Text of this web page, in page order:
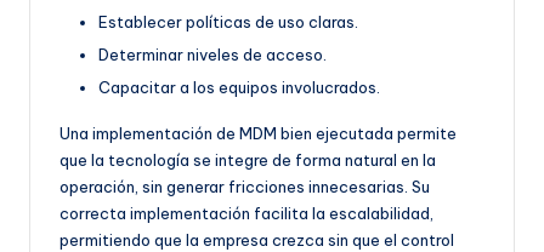
Establecer políticas de uso claras.
Determinar niveles de acceso.
Capacitar a los equipos involucrados.
Una implementación de MDM bien ejecutada permite
que la tecnología se integre de forma natural en la
operación, sin generar fricciones innecesarias. Su
correcta implementación facilita la escalabilidad,
permitiendo que la empresa crezca sin que el control